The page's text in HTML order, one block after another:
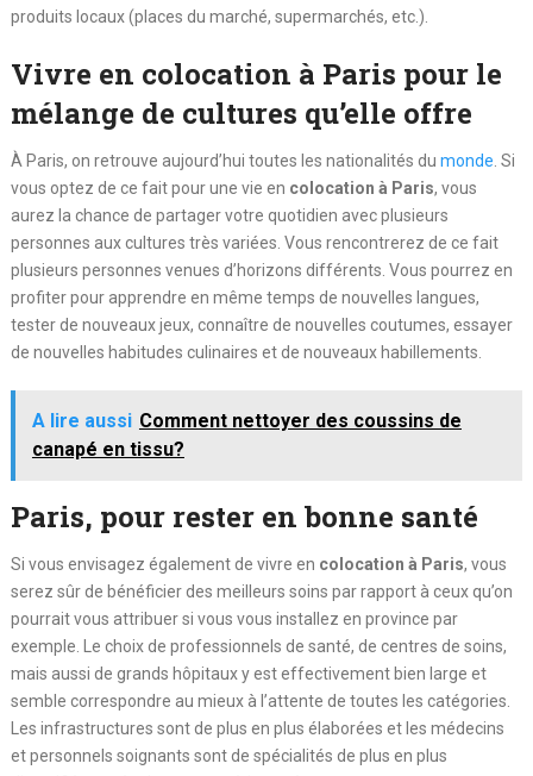
produits locaux (places du marché, supermarchés, etc.).
Vivre en colocation à Paris pour le
mélange de cultures qu’elle offre
À Paris, on retrouve aujourd’hui toutes les nationalités du monde . Si
vous optez de ce fait pour une vie en colocation à Paris, vous
aurez la chance de partager votre quotidien avec plusieurs
personnes aux cultures très variées. Vous rencontrerez de ce fait
plusieurs personnes venues d’horizons différents. Vous pourrez en
profiter pour apprendre en même temps de nouvelles langues,
tester de nouveaux jeux, connaître de nouvelles coutumes, essayer
de nouvelles habitudes culinaires et de nouveaux habillements.
A lire aussi Comment nettoyer des coussins de
canapé en tissu?
Paris, pour rester en bonne santé
Si vous envisagez également de vivre en colocation à Paris, vous
serez sûr de bénéficier des meilleurs soins par rapport à ceux qu’on
pourrait vous attribuer si vous vous installez en province par
exemple. Le choix de professionnels de santé, de centres de soins,
mais aussi de grands hôpitaux y est effectivement bien large et
semble correspondre au mieux à l’attente de toutes les catégories.
Les infrastructures sont de plus en plus élaborées et les médecins
et personnels soignants sont de spécialités de plus en plus